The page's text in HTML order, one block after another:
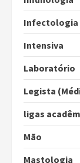
Infectologia
Intensiva
Laboratório
Legista
ligas
Mão
Mastologia